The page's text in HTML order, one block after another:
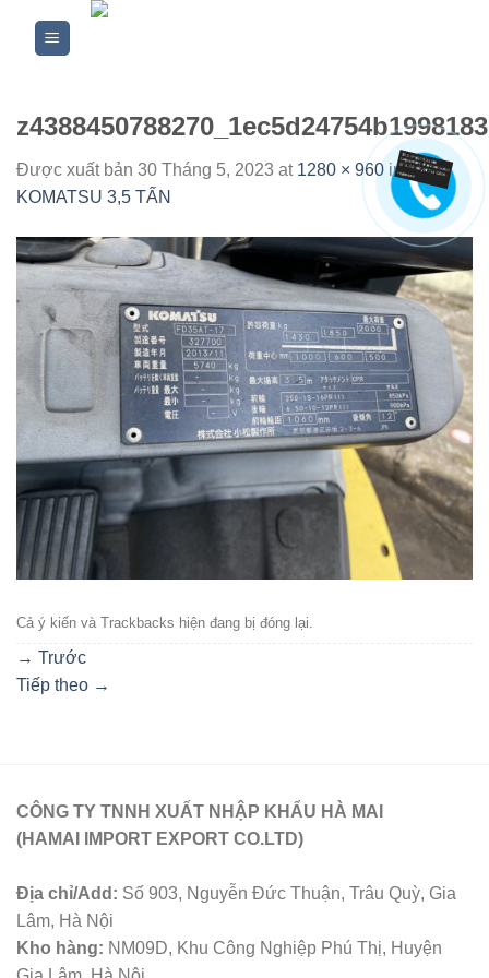
Được xuất bản 30 Tháng 5, 2023 at 1280 × 960 inXE
KOMATSU 3,5 TẤN
Cả ý kiến ​​và Trackbacks hiện đang bị đóng lại.
→ Trước
Tiếp theo →
CÔNG TY TNNH XUẤT NHẬP KHẨU HÀ MAI
(HAMAI IMPORT EXPORT CO.LTD)
Địa chỉ/Add: Số 903, Nguyễn Đức Thuận, Trâu Quỳ, Gia
Lâm, Hà Nội
Kho hàng: NM09D, Khu Công Nghiệp Phú Thị, Huyện